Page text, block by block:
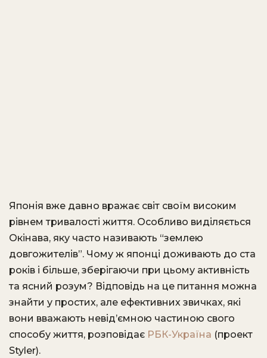
Японія вже давно вражає світ своїм високим
рівнем тривалості життя. Особливо виділяється
Окінава, яку часто називають “землею
довгожителів”. Чому ж японці доживають до ста
років і більше, зберігаючи при цьому активність
та ясний розум? Відповідь на це питання можна
знайти у простих, але ефективних звичках, які
вони вважають невід’ємною частиною свого
способу життя, розповідає РБК-Україна (проект
Styler).